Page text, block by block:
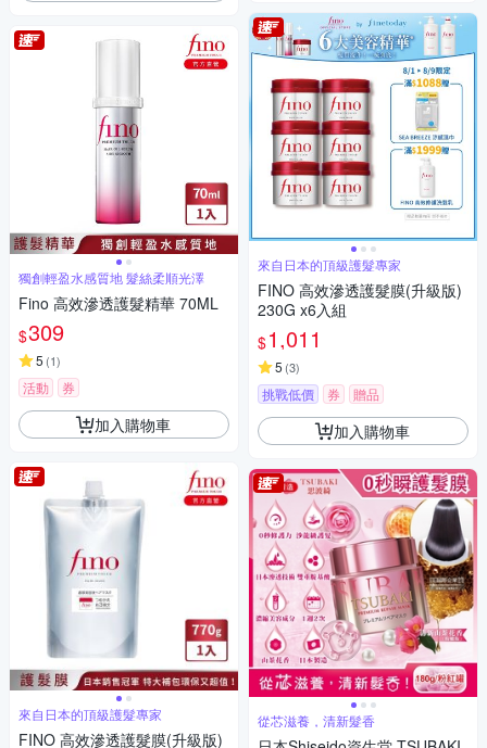
獨創輕盈水感質地 髮絲柔順光澤
Fino 高效滲透護髮精華 70ML
$309
5 (1)
活動 券
加入購物車
來自日本的頂級護髮專家
FINO 高效滲透護髮膜(升級版)
來自日本的頂級護髮專家
FINO 高效滲透護髮膜(升級版)
230G x6入組
$1,011
5 (3)
挑戰低價 券 贈品
加入購物車
從芯滋養，清新髮香